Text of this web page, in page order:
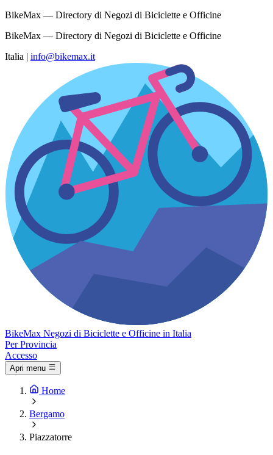
BikeMax — Directory di Negozi di Biciclette e Officine
BikeMax — Directory di Negozi di Biciclette e Officine
Italia | info@bikemax.it
BikeMax Negozi di Biciclette e Officine in Italia
Per Provincia
Accesso
Apri menu
Home
Bergamo
Piazzatorre